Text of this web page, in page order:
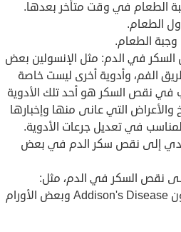
الطعام في وقت متأخر بعدها.
الطعام.
وجبة الطعام.
في الدم: مثل الإنسولين بعض
الفم، وأدوية أخرى ليست خاصة
في نقص السكر هو أحد تلك الأدوية
التي عانى منها وإخبارها
في تعديل جرعات الأدوية.
إلى نقص سكر الدم في بعض
نقص السكر في الدم، مثل:
اضطراب الغدة النخامية، مرض أديسون Addison's Disease وبعض الأورام